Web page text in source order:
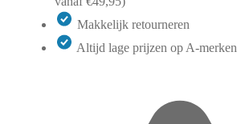
Makkelijk retourneren
Altijd lage prijzen op A-merken